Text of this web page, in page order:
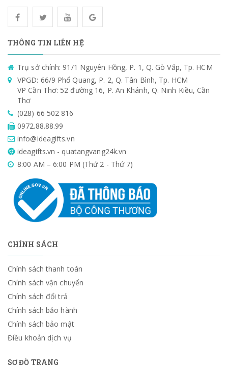
THÔNG TIN LIÊN HỆ
Trụ sở chính: 91/1 Nguyên Hồng, P. 1, Q. Gò Vấp, Tp. HCM
VPGD: 66/9 Phổ Quang, P. 2, Q. Tân Bình, Tp. HCM
VP Cần Thơ: 52 đường 16, P. An Khánh, Q. Ninh Kiều, Cần
Thơ
(028) 66 502 816
0972.88.88.99
info@ideagifts.vn
ideagifts.vn - quatangvang24k.vn
8:00 AM – 6:00 PM (Thứ 2 - Thứ 7)
CHÍNH SÁCH
Chính sách thanh toán
Chính sách vận chuyển
Chính sách đổi trả
Chính sách bảo hành
Chính sách bảo mật
Điều khoản dịch vụ
SƠ ĐỒ TRANG